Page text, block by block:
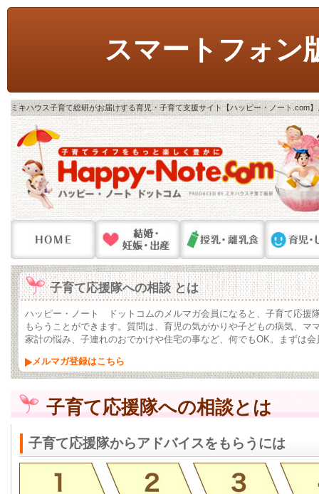
スマートフォン
ミキハウス子育て総研がお届けする育児・子育て支援サイト【ハッピー・ノート
子育て応援隊への相談 とは
ハッピー・ノート ドットコムのメルマガ会員になると、子育て応援
もらうことができます。質問は、育児の気がかりや子どもの病気、マ
家計の悩み、子連れのおでかけや住宅の事など、何でもOK。まずは
メルマガ登録はこちら
子育て応援隊への相談とは
子育て応援隊からアドバイスをもらうには